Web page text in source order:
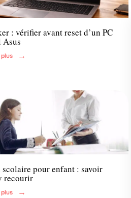
: vérifier avant reset d’un PC
scolaire pour enfant : savoir
recourir